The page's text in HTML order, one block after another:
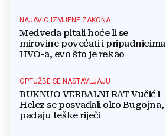
NAJAVIO IZMJENE ZAKONA
Medveda pitali hoće li se
mirovine povećati i pripadnicima
HVO-a, evo što je rekao
OPTUŽBE SE NASTAVLJAJU
BUKNUO VERBALNI RAT Vučić i
Helez se posvađali oko Bugojna,
padaju teške riječi